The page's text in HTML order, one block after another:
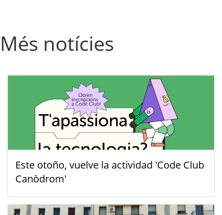
Més notícies
Este otoño, vuelve la actividad 'Code Club
Canòdrom'